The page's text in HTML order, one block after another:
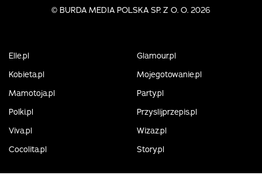
© BURDA MEDIA POLSKA SP. Z O. O. 2026
Elle.pl
Glamour.pl
Kobieta.pl
Mojegotowanie.pl
Mamotoja.pl
Party.pl
Polki.pl
Przyslijprzepis.pl
Viva.pl
Wizaz.pl
Cocolita.pl
Story.pl